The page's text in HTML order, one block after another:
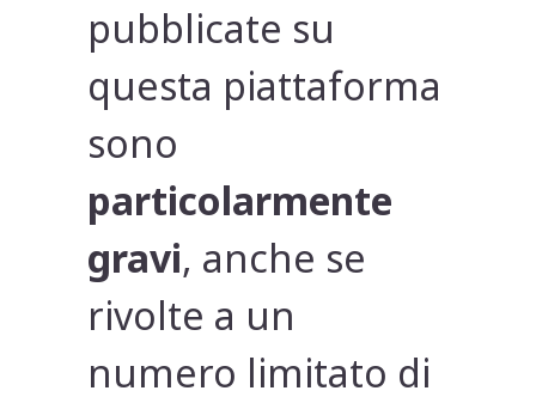
pubblicate su
questa piattaforma
sono
particolarmente
gravi, anche se
rivolte a un
numero limitato di